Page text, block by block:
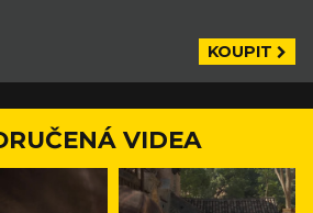
KOUPIT
VIDEA